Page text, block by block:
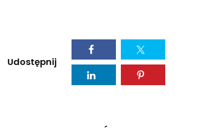
Udostępnij